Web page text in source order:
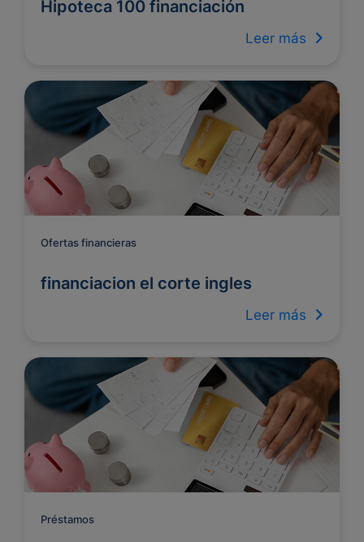
Hipoteca 100 financiación
Leer más
Ofertas financieras
financiacion el corte ingles
Leer más
Préstamos